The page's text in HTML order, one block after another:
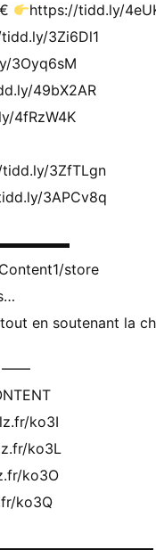
https://tidd.ly/
3Zi6Dl1
3Oyq6sM
49bX2AR
4fRzW4K
3ZfTLgn
3APCv8q
store
en soutenant la
——
ko3I
ko3L
ko3O
ko3Q